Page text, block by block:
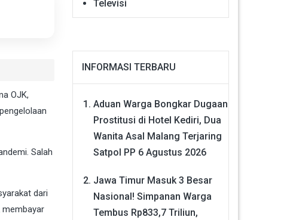
OJK,
Salah
dari
membayar
Televisi
INFORMASI TERBARU
Aduan Warga Bongkar Dugaan
Prostitusi di Hotel Kediri, Dua
Wanita Asal Malang Terjaring
Satpol PP 6 Agustus 2026
Jawa Timur Masuk 3 Besar
Nasional! Simpanan Warga
Tembus Rp833,7 Triliun,